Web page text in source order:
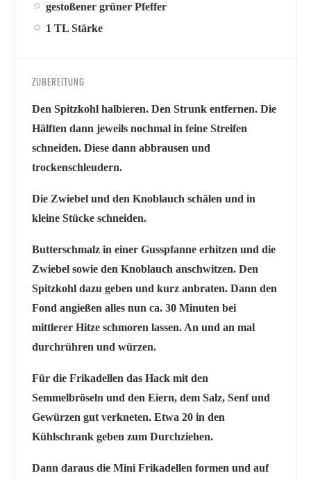
gestoßener grüner Pfeffer
1 TL Stärke
ZUBEREITUNG
Den Spitzkohl halbieren. Den Strunk entfernen. Die
Hälften dann jeweils nochmal in feine Streifen
schneiden. Diese dann abbrausen und
trockenschleudern.
Die Zwiebel und den Knoblauch schälen und in
kleine Stücke schneiden.
Butterschmalz in einer Gusspfanne erhitzen und die
Zwiebel sowie den Knoblauch anschwitzen. Den
Spitzkohl dazu geben und kurz anbraten. Dann den
Fond angießen alles nun ca. 30 Minuten bei
mittlerer Hitze schmoren lassen. An und an mal
durchrühren und würzen.
Für die Frikadellen das Hack mit den
Semmelbröseln und den Eiern, dem Salz, Senf und
Gewürzen gut verkneten. Etwa 20 in den
Kühlschrank geben zum Durchziehen.
Dann daraus die Mini Frikadellen formen und auf